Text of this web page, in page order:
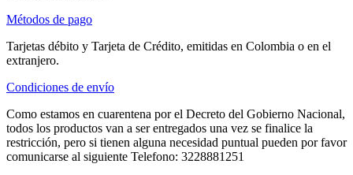
Métodos de pago
Tarjetas débito y Tarjeta de Crédito, emitidas en Colombia o en el
extranjero.
Condiciones de envío
Como estamos en cuarentena por el Decreto del Gobierno Nacional,
todos los productos van a ser entregados una vez se finalice la
restricción, pero si tienen alguna necesidad puntual pueden por favor
comunicarse al siguiente Telefono: 3228881251